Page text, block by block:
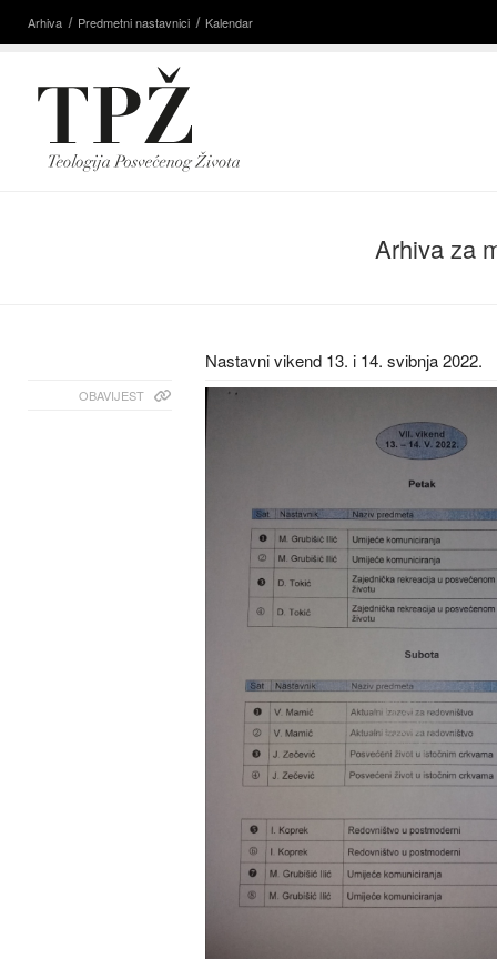
Arhiva Predmetni nastavnici Kalendar
Arhiva za
Nastavni vikend 13. i 14. svibnja 2022.
OBAVIJEST